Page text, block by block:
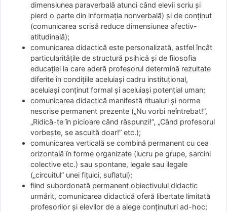
dimensiunea paraverbală atunci când elevii scriu şi
pierd o parte din informaţia nonverbală) şi de conţinut
(comunicarea scrisă reduce dimensiunea afectiv-
atitudinală);
comunicarea didactică este personalizată, astfel încât
particularităţile de structură psihică şi de filosofia
educaţiei la care aderă profesorul determină rezultate
diferite în condiţiile aceluiaşi cadru instituţional,
aceluiaşi conţinut formal şi aceluiaşi potenţial uman;
comunicarea didactică manifestă ritualuri şi norme
nescrise permanent prezente („Nu vorbi neîntrebat!”,
„Ridică-te în picioare când răspunzi!”, „Când profesorul
vorbeşte, se ascultă doar!” etc.);
comunicarea verticală se combină permanent cu cea
orizontală în forme organizate (lucru pe grupe, sarcini
colective etc.) sau spontane, legale sau ilegale
(„circuitul” unei fiţuici, suflatul);
fiind subordonată permanent obiectivului didactic
urmărit, comunicarea didactică oferă libertate limitată
profesorilor şi elevilor de a alege conţinuturi ad-hoc;